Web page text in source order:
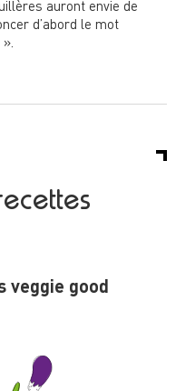
auront envie de
d’abord le mot
veggie good